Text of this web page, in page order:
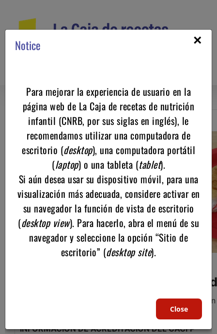
contenido
Regresar
Recetas del USDA para
¿Busca una manera económica de incluir mariscos
INFORMACIÓN DE ACREDITACIÓN DEL CACFP
×
Notice
Para mejorar la experiencia de usuario en la
página web de La Caja de recetas de nutrición
infantil (CNRB, por sus siglas en inglés), le
recomendamos utilizar una computadora de
escritorio (desktop), una computadora portátil
(laptop) o una tableta (tablet).
Si aún desea usar su dispositivo móvil, para una
visualización más adecuada, considere activar en
su navegador la función de vista de escritorio
(desktop view). Para hacerlo, abra el menú de su
navegador y seleccione la opción “Sitio de
escritorio” (desktop site).
Close